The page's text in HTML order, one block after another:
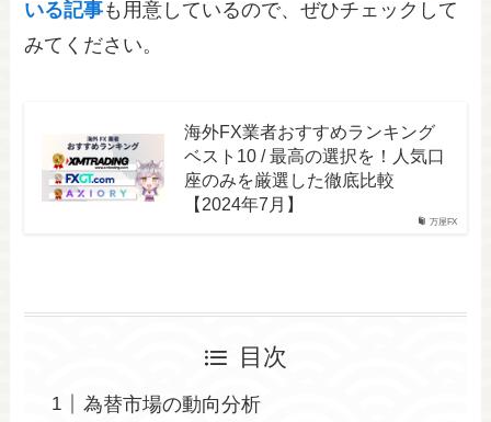
いる記事も用意しているので、ぜひチェックして
みてください。
万屋FX
海外FX業者おすすめランキング
ベスト10 / 最高の選択を！人気口
座のみを厳選した徹底比較
【2024年7月】
目次
為替市場の動向分析